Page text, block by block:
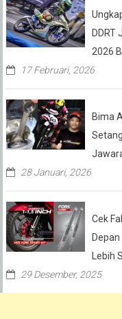
DDRT
2026
17 Februari, 2026
Bima
28 Januari, 2026
Cek
Lebih
29 Desember, 2025